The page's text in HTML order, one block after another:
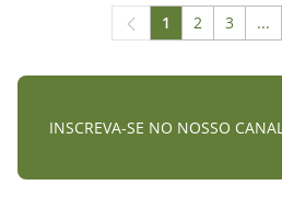
Página
1 Página
2 Página
3 ...
INSCREVA-SE NO NOSSO